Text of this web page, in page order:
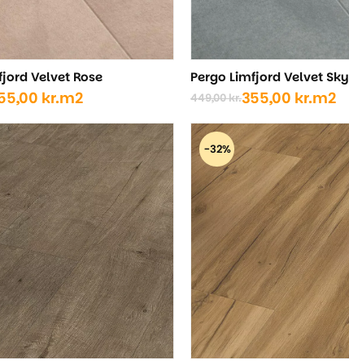
Velvet Rose
kr.m2
Pergo Limfjord Velvet Sky
449,00kr.
Den
oprindelige
pris
var:
449,00 kr..
355,00 kr.
Den
aktuelle
pris
er:
355,00 kr..
m2
-32%